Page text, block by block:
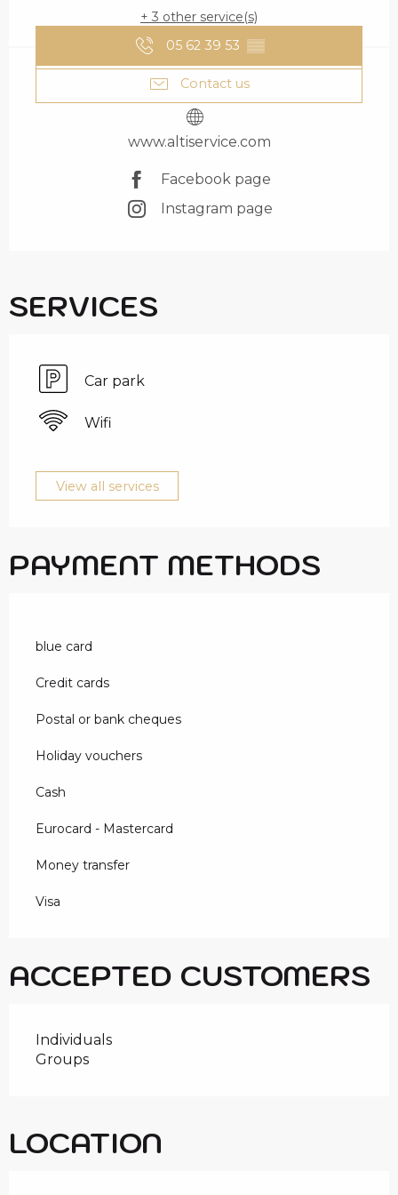
+ 3 other service(s)
05 62 39 53 ▒▒
Contact us
www.altiservice.com
Facebook page
Instagram page
SERVICES
Car park
Wifi
View all services
PAYMENT METHODS
blue card
Credit cards
Postal or bank cheques
Holiday vouchers
Cash
Eurocard - Mastercard
Money transfer
Visa
ACCEPTED CUSTOMERS
Individuals
Groups
LOCATION